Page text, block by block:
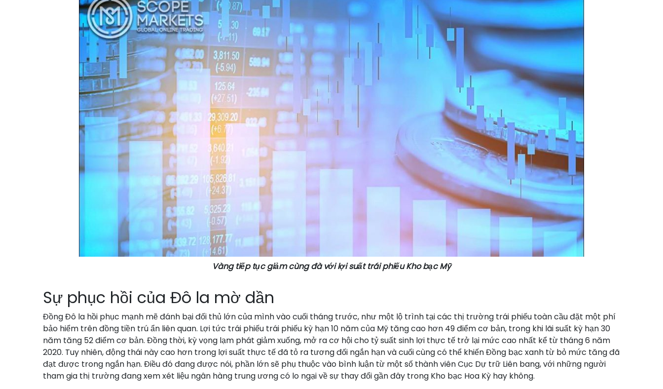
Vàng tiếp tục giảm cùng đà với lợi suất trái phiếu Kho bạc Mỹ
Sự phục hồi của Đô la mờ dần
Đồng Đô la hồi phục mạnh mẽ đánh bại đối thủ lớn của mình vào cuối tháng trước, như một lộ trình tại các thị trường trái phiếu toàn cầu đặt một phí
bảo hiểm trên đồng tiền trú ẩn liên quan. Lợi tức trái phiếu trái phiếu kỳ hạn 10 năm của Mỹ tăng cao hơn 49 điểm cơ bản, trong khi lãi suất kỳ hạn 30
năm tăng 52 điểm cơ bản. Đồng thời, kỳ vọng lạm phát giảm xuống, mở ra cơ hội cho tỷ suất sinh lợi thực tế trở lại mức cao nhất kể từ tháng 6 năm
2020. Tuy nhiên, động thái này cao hơn trong lợi suất thực tế đã tỏ ra tương đối ngắn hạn và cuối cùng có thể khiến Đồng bạc xanh từ bỏ mức tăng đã
đạt được trong ngắn hạn. Điều đó đang được nói, phần lớn sẽ phụ thuộc vào bình luận từ một số thành viên Cục Dự trữ Liên bang, với những người
tham gia thị trường đang xem xét liệu ngân hàng trung ương có lo ngại về sự thay đổi gần đây trong Kho bạc Hoa Kỳ hay không.